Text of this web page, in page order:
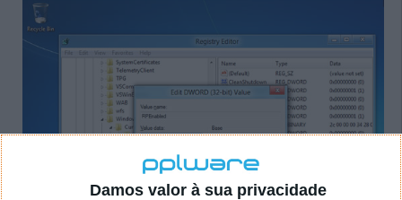
Damos valor à sua privacidade